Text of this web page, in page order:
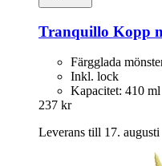
Tranquillo Kopp
Färgglada
Inkl. lock
Kapacitet: 410 ml
237 kr
Leverans till 17. augusti